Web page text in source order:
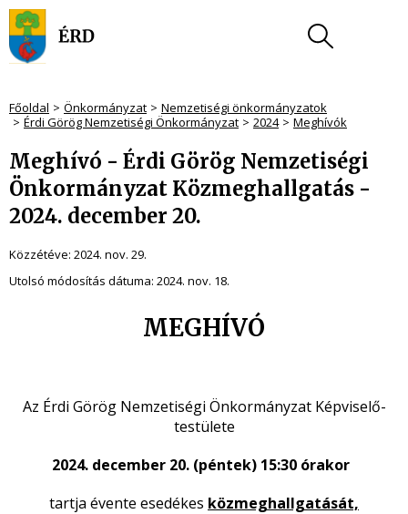
Főoldal Önkormányzat
Nemzetiségi önkormányzatok
Érdi Görög Nemzetiségi Önkormányzat
2024 Meghívók
Meghívó - Érdi Görög Nemzetiségi
Önkormányzat Közmeghallgatás -
2024. december 20.
Közzétéve: 2024. nov. 29.
Utolsó módosítás dátuma: 2024. nov. 18.
MEGHÍVÓ
Az Érdi Görög Nemzetiségi Önkormányzat Képviselő-
testülete
2024. december 20. (péntek) 15:30 órakor
tartja évente esedékes közmeghallgatását,